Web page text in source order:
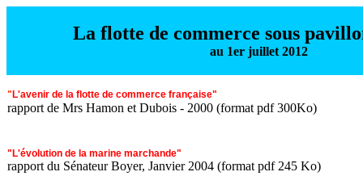
La flotte de commerce sous
au 1er juillet 2012
" L'avenir de la flotte de commerce française"
rapport de Mrs Hamon et Dubois - 2000 (format pdf 300Ko)
"L'évolution de la marine marchande"
rapport du Sénateur Boyer, Janvier 2004 (format pdf 245 Ko)